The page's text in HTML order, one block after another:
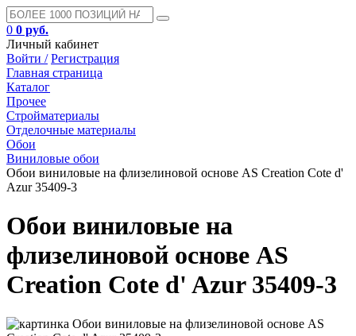
0 0 руб.
Личный кабинет
Войти / Регистрация
Главная страница
Каталог
Прочее
Стройматериалы
Отделочные материалы
Обои
Виниловые обои
Обои виниловые на флизелиновой основе AS Creation Cote d'
Azur 35409-3
Обои виниловые на
флизелиновой основе AS
Creation Cote d' Azur 35409-3